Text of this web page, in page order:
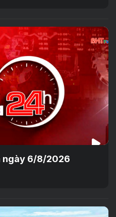
ngày 6/8/2026